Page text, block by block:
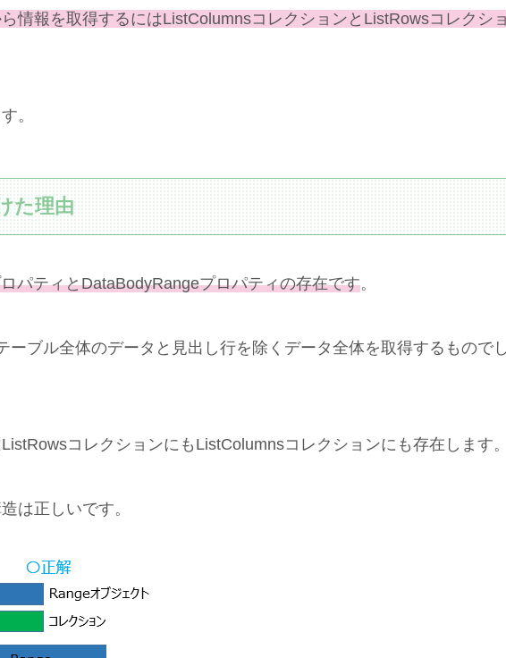
情報を取得するにはListColumnsコレクションとListRowsコレクショ
。
た理由
パティとDataBodyRangeプロパティの存在です。
ーブル全体のデータと見出し行を除くデータ全体を取得するものでし
コレクションにもListColumnsコレクションにも存在します。
は正しいです。